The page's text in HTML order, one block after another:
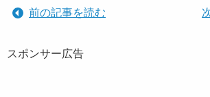
前の記事を読む
スポンサー広告